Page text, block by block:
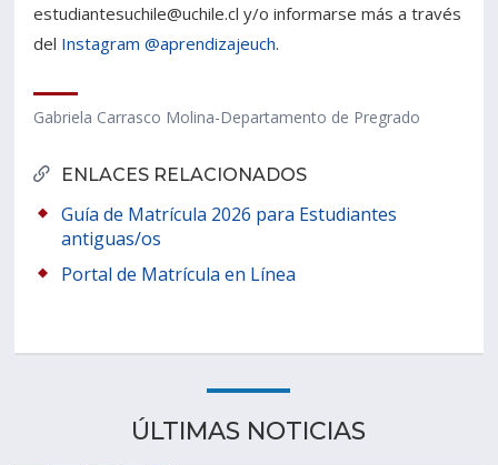
ENLACES RELACIONADOS
Guía de Matrícula 2026 para Estudiantes
antiguas/os
Portal de Matrícula en Línea
estudiantesuchile@uchile.cl y/o informarse más a través
del Instagram @aprendizajeuch.
Gabriela Carrasco Molina-Departamento de Pregrado
ÚLTIMAS NOTICIAS